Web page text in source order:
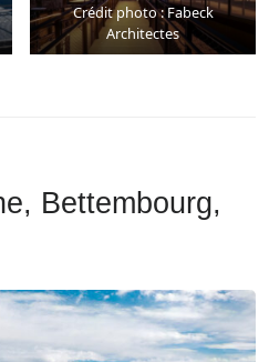
Crédit photo : Fabeck
Architectes
Bettembourg,